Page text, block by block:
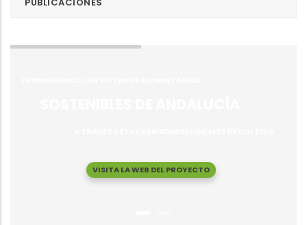
VISITA LA WEB DEL PROYECTO